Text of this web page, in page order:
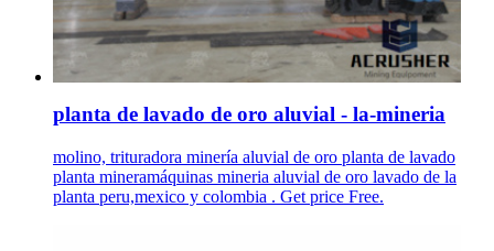
planta de lavado de oro aluvial - la-mineria
molino, trituradora minería aluvial de oro planta de lavado
planta mineramáquinas mineria aluvial de oro lavado de la
planta peru,mexico y colombia . Get price Free.